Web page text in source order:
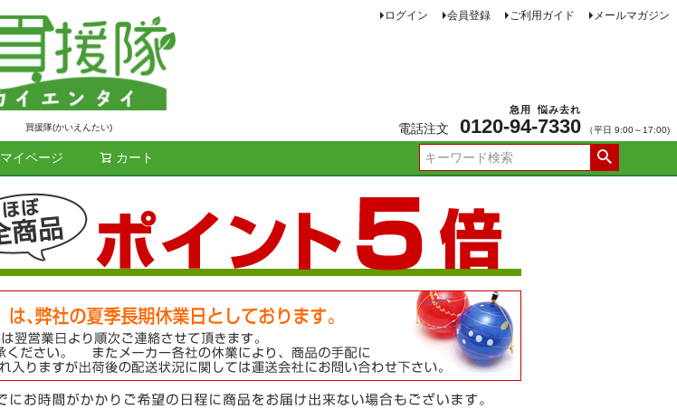
買援隊(かいえんたい)
ログイン 会員登録 ご利用ガイド メールマガジン
電話注文 0120-94
急用
-7330
悩み去れ
（平日 9:00～17:00)
マイページ カート
検索